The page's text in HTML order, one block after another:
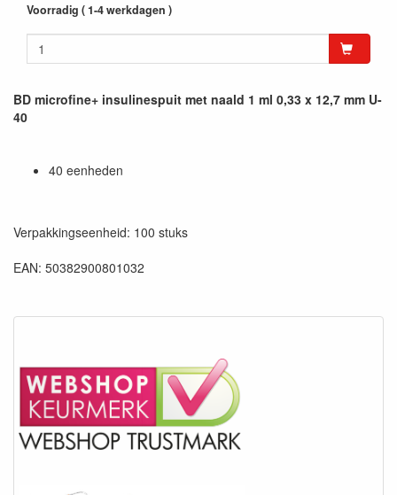
Voorradig ( 1-4 werkdagen )
BD microfine+ insulinespuit met naald 1 ml 0,33 x 12,7 mm U-
40
40 eenheden
Verpakkingseenheid: 100 stuks
EAN: 50382900801032